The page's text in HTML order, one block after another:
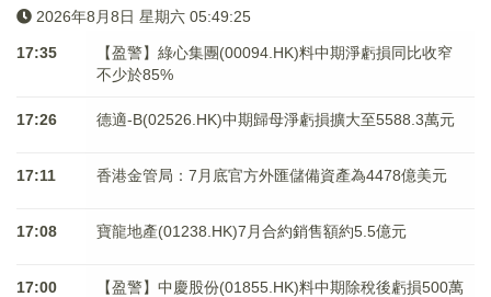
2026年8月8日 星期六 05:49:25
17:35
【盈警】綠心集團(00094.HK)料中期淨虧損同比收窄
不少於85%
17:26 德適-B(02526.HK)中期歸母淨虧損擴大至5588.3萬元
17:11 香港金管局：7月底官方外匯儲備資產為4478億美元
17:08 寶龍地產(01238.HK)7月合約銷售額約5.5億元
17:00
【盈警】中慶股份(01855.HK)料中期除稅後虧損500萬